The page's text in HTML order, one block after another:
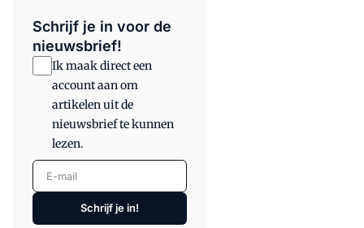
Schrijf je in voor de
nieuwsbrief!
Ik maak direct een
account aan om
artikelen uit de
nieuwsbrief te kunnen
lezen.
E-mail
Schrijf je in!